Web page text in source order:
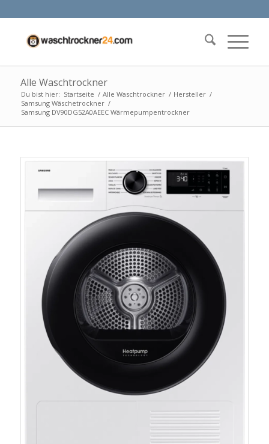
Alle Waschtrockner
Du bist hier: Startseite / Alle Waschtrockner / Hersteller /
Samsung Wäschetrockner /
Samsung DV90DG52A0AEEC Wärmepumpentrockner